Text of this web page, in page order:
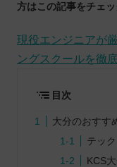
方はこの記事をチェッ
現役エンジニアが
ングスクールを徹
目次
大分のおすす
テッ
KCS